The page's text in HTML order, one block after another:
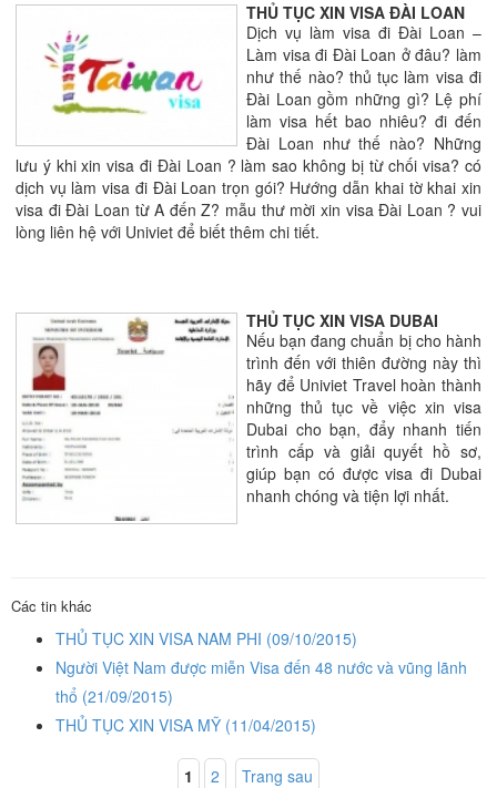
THỦ TỤC XIN VISA ĐÀI LOAN
Dịch vụ làm visa đi Đài Loan –
Làm visa đi Đài Loan ở đâu? làm
như thế nào? thủ tục làm visa đi
Đài Loan gồm những gì? Lệ phí
làm visa hết bao nhiêu? đi đến
Đài Loan như thế nào? Những
lưu ý khi xin visa đi Đài Loan ? làm sao không bị từ chối visa? có
dịch vụ làm visa đi Đài Loan trọn gói? Hướng dẫn khai tờ khai xin
visa đi Đài Loan từ A đến Z? mẫu thư mời xin visa Đài Loan ? vui
lòng liên hệ với Univiet để biết thêm chi tiết.
THỦ TỤC XIN VISA DUBAI
Nếu bạn đang chuẩn bị cho hành
trình đến với thiên đường này thì
hãy để Univiet Travel hoàn thành
những thủ tục về việc xin visa
Dubai cho bạn, đẩy nhanh tiến
trình cấp và giải quyết hồ sơ,
giúp bạn có được visa đi Dubai
nhanh chóng và tiện lợi nhất.
Các tin khác
THỦ TỤC XIN VISA NAM PHI (09/10/2015)
Người Việt Nam được miễn Visa đến 48 nước và vũng lãnh
thổ (21/09/2015)
THỦ TỤC XIN VISA MỸ (11/04/2015)
1 2 Trang sau